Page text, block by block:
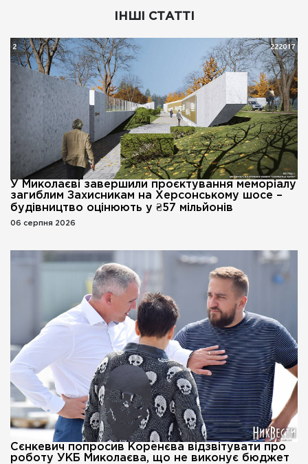
ІНШІ СТАТТІ
У Миколаєві завершили проєктування меморіалу
загиблим Захисникам на Херсонському шосе –
будівництво оцінюють у ₴57 мільйонів
06 серпня 2026
Сєнкевич попросив Коренєва відзвітувати про
роботу УКБ Миколаєва, що не виконує бюджет